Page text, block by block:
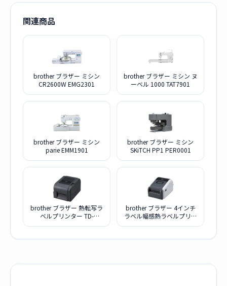
関連商品
brother ブラザー ミシン
CR2600W EMG2301
brother ブラザー ミシン ヌ
ーベル 1000 TAT7901
brother ブラザー ミシン
parie EMM1901
brother ブラザー ミシン
SKiTCH PP1 PER0001
brother ブラザー 熱転写ラ
ベルプリンター TD-
brother ブラザー 4インチ
ラベル幅感熱ラベルプリン